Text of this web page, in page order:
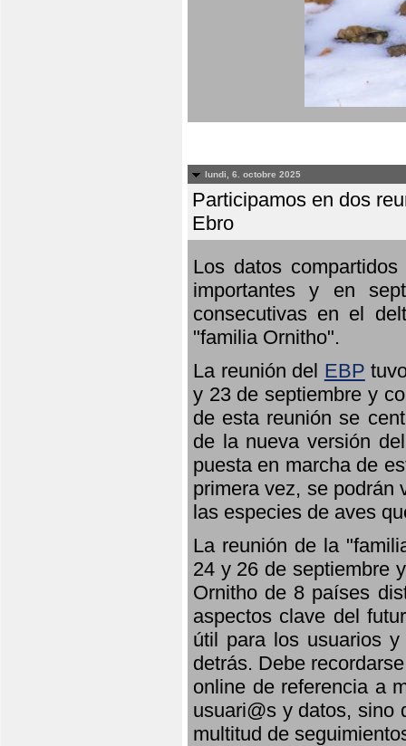
lundi, 6. octobre 2025
Participamos en dos
Ebro
Los datos
importantes y en
consecutivas en el
"familia Ornitho".
La reunión del EBP
y 23 de septiembre y
de esta reunión se
de la nueva versión
puesta en marcha de
primera vez, se podrán
las especies de aves
La reunión de la
24 y 26 de septiembre
Ornitho de 8 países
aspectos clave del
útil para los usuarios
detrás. Debe
online de referencia a
usuari@s y datos, sino
multitud de